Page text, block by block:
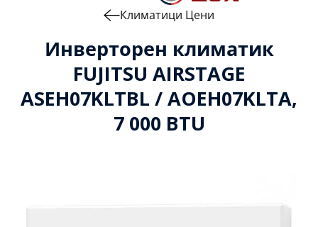
Инверторен климатик
FUJITSU AIRSTAGE
ASEH07KLTBL / AOEH07KLTA,
7 000 BTU
Климатици Цени